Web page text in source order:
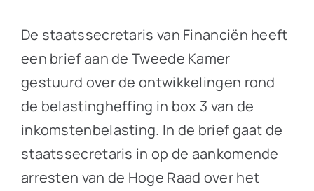
De staatssecretaris van Financiën heeft
een brief aan de Tweede Kamer
gestuurd over de ontwikkelingen rond
de belastingheffing in box 3 van de
inkomstenbelasting. In de brief gaat de
staatssecretaris in op de aankomende
arresten van de Hoge Raad over het